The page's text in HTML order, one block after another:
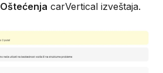
Oštećenja carVertical izveštaja.